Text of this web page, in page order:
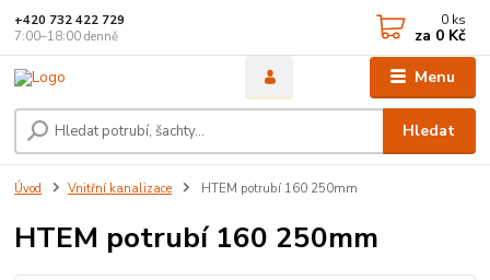
Menu
Hledat
+420 732 422 729
7:00–18:00 denně
0 ks
za 0 Kč
Úvod Vnitřní kanalizace HTEM potrubí 160 250mm
HTEM potrubí 160 250mm